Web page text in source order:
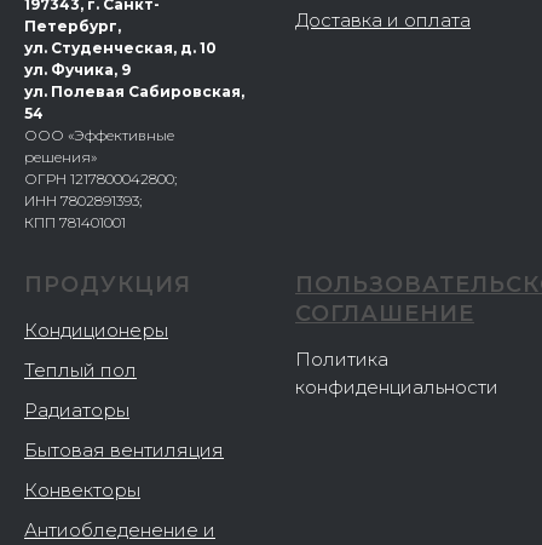
197343, г. Санкт-
Петербург,
ул. Студенческая, д. 10
ул. Фучика, 9
ул. Полевая Сабировская,
54
ООО «Эффективные
решения»
ОГРН 1217800042800;
ИНН 7802891393;
КПП 781401001
Доставка и оплата
ПРОДУКЦИЯ
Кондиционеры
Теплый пол
Радиаторы
Бытовая вентиляция
Конвекторы
Антиобледенение и
СОГЛАШЕНИЕ
Политика
конфиденциальности